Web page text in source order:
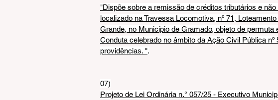
"Dispõe sobre a remissão de créditos tributários e
localizado na Travessa Locomotiva, nº 71,
Grande, no Município de Gramado, objeto de
Conduta celebrado no âmbito da Ação Civil Pública
providências. ".
07)
Projeto de Lei Ordinária n.° 057/25 - Executivo